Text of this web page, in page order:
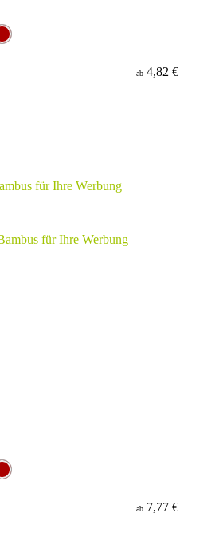
ab 4,82 €
für Ihre Werbung
ab 7,77 €